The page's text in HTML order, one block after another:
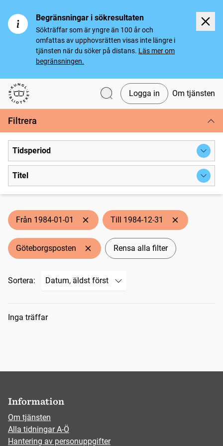
Begränsningar i sökresultaten
Sökträffar som är yngre än 100 år och
omfattas av upphovsrätten visas inte längre i
tjänsten när du söker på distans. Läs mer om
begränsningen.
Svenska tidningar
Logga in Om tjänsten
Filtrera
Tidsperiod
Titel
Från 1984-01-01 Till 1984-12-31
Göteborgsposten Rensa alla filter
Sortera:
Sökresultat
Inga träffar
Information
Om tjänsten
Alla tidningar A-Ö
Hantering av personuppgifter